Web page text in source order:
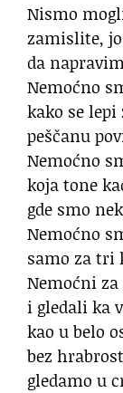
Nismo
zamislite,
da
Nemoćno
kako se lepi
peščanu
Nemoćno
koja tone
gde smo
Nemoćno
samo za tri
Nemoćni
i gledali ka
kao u belo
bez
gledamo u